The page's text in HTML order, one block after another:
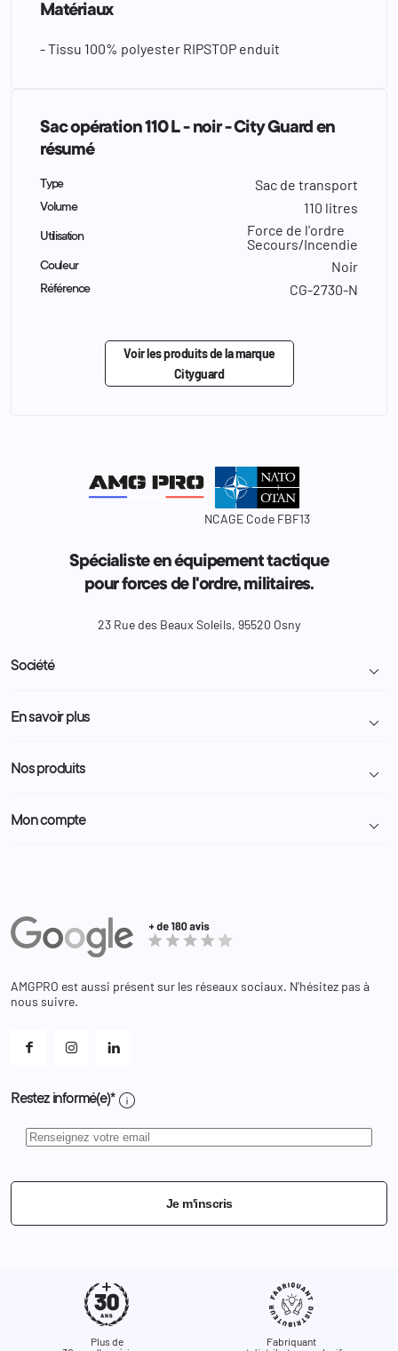
Matériaux
- Tissu 100% polyester RIPSTOP enduit
Sac opération 110 L - noir - City Guard en
résumé
Type Sac de transport
Volume 110 litres
Utilisation
Force de l'ordre
Secours/Incendie
Couleur Noir
Référence CG-2730-N
Voir les produits de la marque
Cityguard
NCAGE Code FBF13
Spécialiste en équipement tactique
pour forces de l'ordre, militaires.
23 Rue des Beaux Soleils, 95520 Osny
Société 
Livraison et retour colis
Demande de devis
Nous contacter
En savoir plus 
Programme Fidélité
Administration
Nos produits 
Police Municipale | ASVP
Equipements
Bagagerie
Mon compte 
Adresses
Bons de réduction
Et les cookies ?
AMGPRO est aussi présent sur les réseaux sociaux. N'hésitez pas à
nous suivre.
Restez informé(e)* info
Je m'inscris
Plus de
Fabriquant